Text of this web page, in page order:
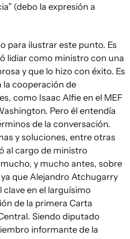
(debo la expresión a
para ilustrar este punto. Es
lidiar como ministro con una
y que lo hizo con éxito. Es
cooperación de
como Isaac Alfie en el MEF
Pero él entendía
de la conversación.
y soluciones, entre otras
al cargo de ministro
y mucho antes, sobre
que Alejandro Atchugarry
en el larguísimo
de la primera Carta
Siendo diputado
informante de la